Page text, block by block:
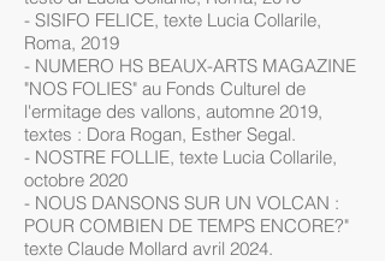
- SISIFO FELICE, texte Lucia Collarile,
Roma, 2019
- NUMERO HS BEAUX-ARTS MAGAZINE
"NOS FOLIES" au Fonds Culturel de
l'ermitage des vallons, automne 2019,
textes : Dora Rogan, Esther Segal.
- NOSTRE FOLLIE, texte Lucia Collarile,
octobre 2020
- NOUS DANSONS SUR UN VOLCAN :
POUR COMBIEN DE TEMPS ENCORE?"
texte Claude Mollard avril 2024.